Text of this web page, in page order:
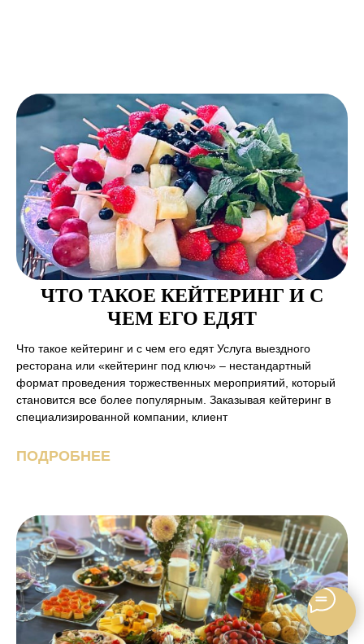
ЧТО ТАКОЕ КЕЙТЕРИНГ И С
ЧЕМ ЕГО ЕДЯТ
Что такое кейтеринг и с чем его едят Услуга выездного
ресторана или «кейтеринг под ключ» – нестандартный
формат проведения торжественных мероприятий, который
становится все более популярным. Заказывая кейтеринг в
специализированной компании, клиент
ПОДРОБНЕЕ
НОВОГОДНИЙ КЕЙТЕРИНГ